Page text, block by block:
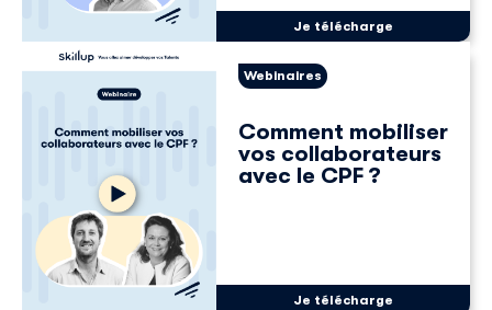
Je télécharge
Webinaires
Comment mobiliser
vos collaborateurs
avec le CPF ?
Je télécharge